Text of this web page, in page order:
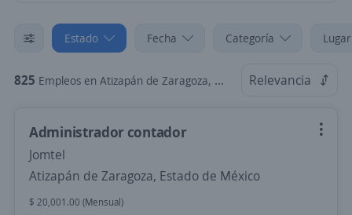
Estado Fecha Categoría
825 Empleos en Atizapán de Zaragoza, Estado de México Relevancia
Administrador contador
Jomtel
Atizapán de Zaragoza, Estado de México
$ 20,001.00 (Mensual)